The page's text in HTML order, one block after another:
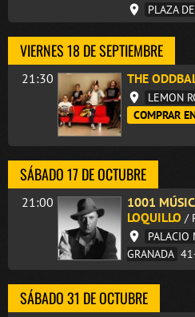
PLAZA
VIERNES 18 DE SEPTIEMBRE
21:30 THE
LEMON
COMPRAR
SÁBADO 17 DE OCTUBRE
21:00
1001
LOQUILLO /
PALACIO
GRANADA
SÁBADO 31 DE OCTUBRE